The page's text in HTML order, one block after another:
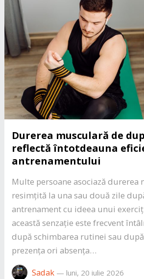
Durerea musculară de
reflectă întotdeauna
antrenamentului
Multe persoane asociază durerea
resimțită la una sau două zile
antrenament cu ideea unui
această senzație este frecvent
după schimbarea rutinei sau
prezența ori absența…
Sadak— luni, 20 iulie 2026